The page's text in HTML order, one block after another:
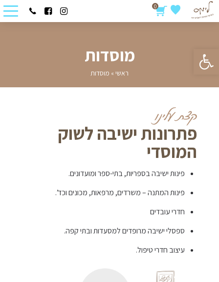
פתח סרגל נגישות
0
מוסדות
ראשי » מוסדות
קצת עלינו
פתרונות ישיבה לשוק
המוסדי
פינות ישיבה בספריות, בתי-ספר ומועדונים.
פינות המתנה – משרדים, מרפאות, מכונים וכד’.
חדרי עובדים
ספסלי ישיבה מרופדים למסעדות ובתי קפה.
עיצוב חדרי טיפול.